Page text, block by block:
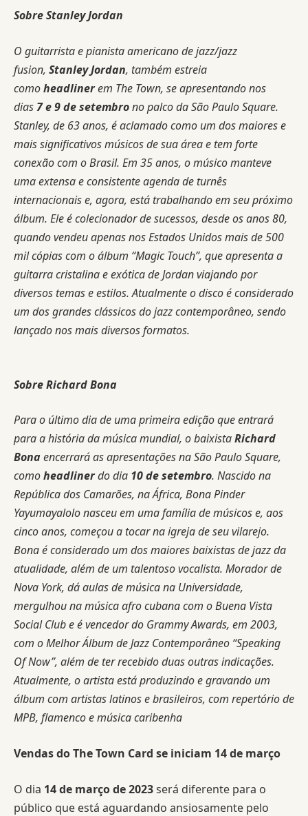
Sobre Stanley Jordan
O guitarrista e pianista americano de jazz/jazz
fusion, Stanley Jordan, também estreia
comoheadlinerem The Town, se apresentando nos
dias7 e 9 de setembrono palco da São Paulo Square.
Stanley, de 63 anos, é aclamado como um dos maiores e
mais significativos músicos de sua área e tem forte
conexão com o Brasil. Em 35 anos, o músico manteve
uma extensa e consistente agenda de turnês
internacionais e, agora, está trabalhando em seu próximo
álbum. Ele é colecionador de sucessos, desde os anos 80,
quando vendeu apenas nos Estados Unidos mais de 500
mil cópias com o álbum “Magic Touch”, que apresenta a
guitarra cristalina e exótica de Jordan viajando por
diversos temas e estilos. Atualmente o disco é considerado
um dos grandes clássicos do jazz contemporâneo, sendo
lançado nos mais diversos formatos.
Sobre Richard Bona
Para o último dia de uma primeira edição que entrará
para a história da música mundial, o baixistaRichard
Bonaencerrará as apresentações na São Paulo Square,
comoheadlinerdo dia 10 de setembro. Nascido na
República dos Camarões, na África, Bona Pinder
Yayumayalolo nasceu em uma família de músicos e, aos
cinco anos, começou a tocar na igreja de seu vilarejo.
Bona é considerado um dos maiores baixistas de jazz da
atualidade, além de um talentoso vocalista. Morador de
Nova York, dá aulas de música na Universidade,
mergulhou na música afro cubana com o Buena Vista
Social Club e é vencedor do Grammy Awards, em 2003,
com o Melhor Álbum de Jazz Contemporâneo “Speaking
Of Now”, além de ter recebido duas outras indicações.
Atualmente, o artista está produzindo e gravando um
álbum com artistas latinos e brasileiros, com repertório de
MPB, flamenco e música caribenha
Vendas do The Town Card se iniciam 14 de março
O dia 14 de marçode 2023será diferente para o
público que está aguardando ansiosamente pelo